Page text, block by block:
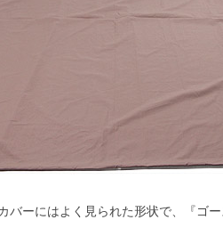
バーにはよく見られた形状で、『ゴ